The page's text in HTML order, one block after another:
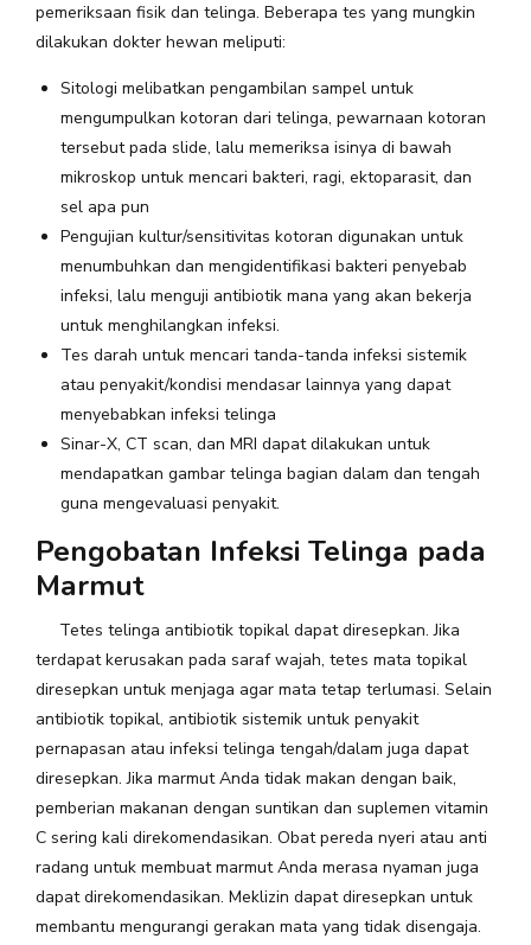
pemeriksaan fisik dan telinga. Beberapa tes yang mungkin
dilakukan dokter hewan meliputi:
Sitologi melibatkan pengambilan sampel untuk
mengumpulkan kotoran dari telinga, pewarnaan kotoran
tersebut pada slide, lalu memeriksa isinya di bawah
mikroskop untuk mencari bakteri, ragi, ektoparasit, dan
sel apa pun
Pengujian kultur/sensitivitas kotoran digunakan untuk
menumbuhkan dan mengidentifikasi bakteri penyebab
infeksi, lalu menguji antibiotik mana yang akan bekerja
untuk menghilangkan infeksi.
Tes darah untuk mencari tanda-tanda infeksi sistemik
atau penyakit/kondisi mendasar lainnya yang dapat
menyebabkan infeksi telinga
Sinar-X, CT scan, dan MRI dapat dilakukan untuk
mendapatkan gambar telinga bagian dalam dan tengah
guna mengevaluasi penyakit.
Pengobatan Infeksi Telinga pada
Marmut
Tetes telinga antibiotik topikal dapat diresepkan. Jika
terdapat kerusakan pada saraf wajah, tetes mata topikal
diresepkan untuk menjaga agar mata tetap terlumasi. Selain
antibiotik topikal, antibiotik sistemik untuk penyakit
pernapasan atau infeksi telinga tengah/dalam juga dapat
diresepkan. Jika marmut Anda tidak makan dengan baik,
pemberian makanan dengan suntikan dan suplemen vitamin
C sering kali direkomendasikan. Obat pereda nyeri atau anti
radang untuk membuat marmut Anda merasa nyaman juga
dapat direkomendasikan. Meklizin dapat diresepkan untuk
membantu mengurangi gerakan mata yang tidak disengaja.